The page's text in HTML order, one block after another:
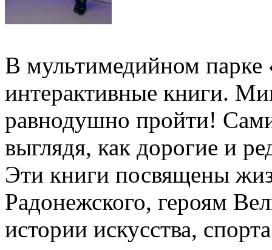
В мультимедийном парке
интерактивные книги.
равнодушно пройти!
выглядя, как дорогие и
Эти книги посвящены
Радонежского, героям
истории искусства,